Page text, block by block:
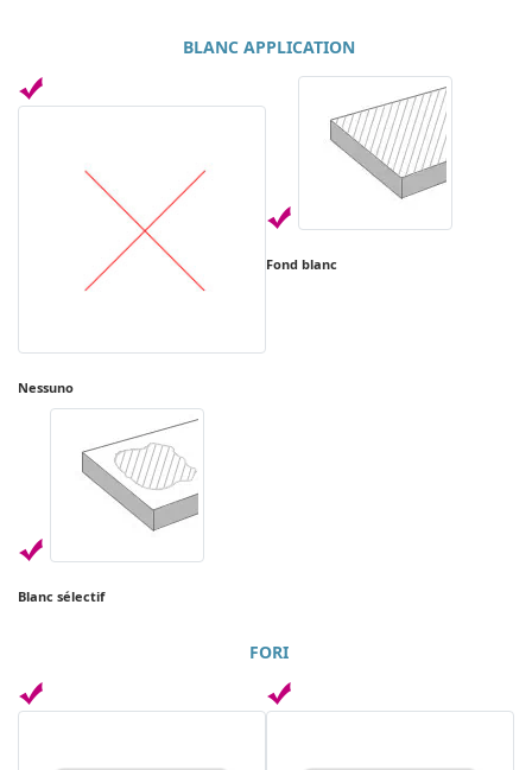
BLANC APPLICATION
Nessuno
Fond blanc
Blanc sélectif
FORI